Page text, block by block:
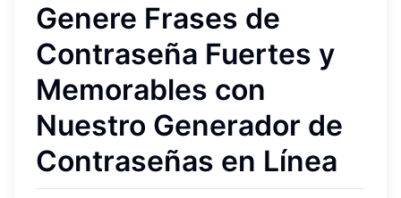
Genere Frases de
Contraseña Fuertes y
Memorables con
Nuestro Generador de
Contraseñas en Línea